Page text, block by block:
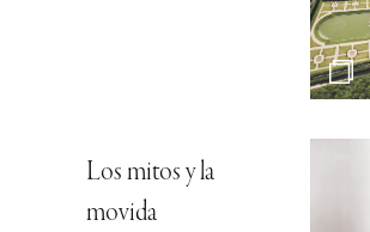
Los mitos y la
movida